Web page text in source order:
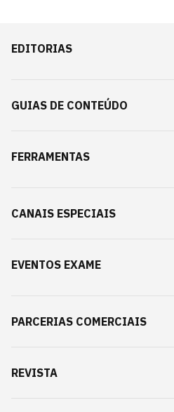
EDITORIAS
GUIAS DE CONTEÚDO
FERRAMENTAS
CANAIS ESPECIAIS
EVENTOS EXAME
PARCERIAS COMERCIAIS
REVISTA